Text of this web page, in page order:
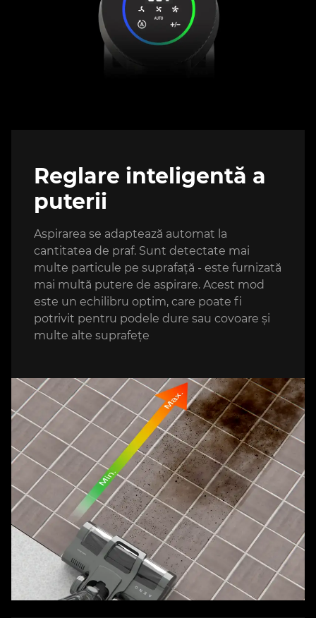
Reglare inteligentă a
puterii
Aspirarea se adaptează automat la
cantitatea de praf. Sunt detectate mai
multe particule pe suprafață - este furnizată
mai multă putere de aspirare. Acest mod
este un echilibru optim, care poate fi
potrivit pentru podele dure sau covoare și
multe alte suprafețe